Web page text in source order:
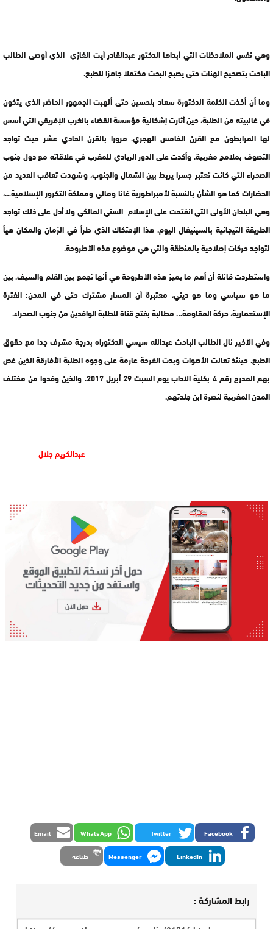
وهي نفس الملاحظات التي أبداها الدكتور عبدالقادر أيت الغازي الذي أوصى الطالب
الباحث بتصحيح الهنات حتى يصبح البحث مكتملا جاهزا للطبع.
وما أن أخذت الكلمة الدكتورة سعاد بلحسين حتى ألهبت الجمهور الحاضر الذي يتكون
في غالبيته من الطلبة، حين أثارت إشكالية مؤسسة القضاء بالغرب الإفريقي التي أسس
لها المرابطون مع القرن الخامس الهجري، مرورا بالقرن الحادي عشر حيث تواجد
التصوف بملامح مغربية، وأكدت على الدور الريادي للمغرب في علاقاته مع دول جنوب
الصحراء التي كانت تعتبر جسرا يربط بين الشمال والجنوب، وشهدت تعاقب العديد من
الحضارات كما هو الشأن بالنسبة لأمبراطورية غانا ومالي ومملكة التكرور الإسلامية…،
وهي البلدان الأولى التي انفتحت على الإسلام السني المالكي ولا أدل على ذلك تواجد
الطريقة التيجانية بالسينيغال اليوم. هذا الإحتكاك الذي طرأ في الزمان والمكان هيأ
لتواجد حركات إصلاحية بالمنطقة والتي هي موضوع هذه الأطروحة.
واستطردت قائلة أن أهم ما يميز هذه الأطروحة هي أنها تجمع بين القلم والسيف، بين
ما هو سياسي وما هو ديني، معتبرة أن المسار مشترك حتى في المحن: الفترة
الإستعمارية، حركة المقاومة… مطالبة بفتح قناة للطلبة الوافدين من جنوب الصحراء.
وفي الأخير نال الطالب الباحث عبدالله سيسي الدكتوراه بدرجة مشرف جدا مع حقوق
الطبع. حينئذ تعالت الأصوات وبدت الفرحة عارمة على وجوه الطلبة الأفارقة الذين غص
بهم المدرج رقم 4 بكلية الاداب يوم السبت 29 أبريل 2017، والذين وفدوا من مختلف
المدن المغربية لنصرة ابن جلدتهم.
عبدالكريم جلال
Facebook
Twitter
WhatsApp
Email
LinkedIn
Messenger طباعة
رابط المشاركة :